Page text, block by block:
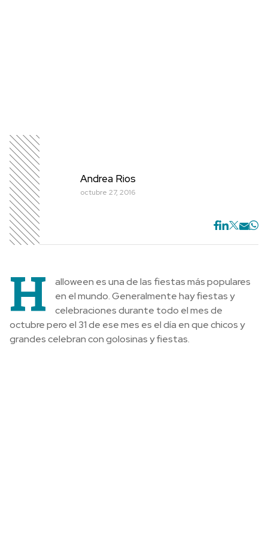
Andrea Rios
octubre 27, 2016
H
alloween es una de las fiestas más populares
en el mundo. Generalmente hay fiestas y
celebraciones durante todo el mes de
octubre pero el 31 de ese mes es el día en que chicos y
grandes celebran con golosinas y fiestas.